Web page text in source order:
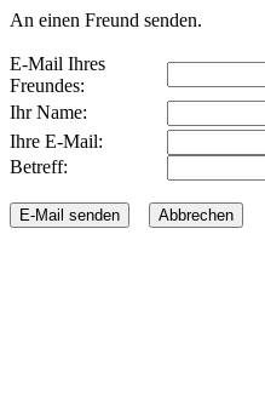
An einen Freund senden.
E-Mail Ihres
Freundes:
Ihr Name:
Ihre E-Mail:
Betreff: